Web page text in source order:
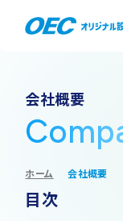
企業情報
会社概要
代表挨拶
事業紹介
事業一覧
IR情報
会社概要
ホーム 会社概要
目次